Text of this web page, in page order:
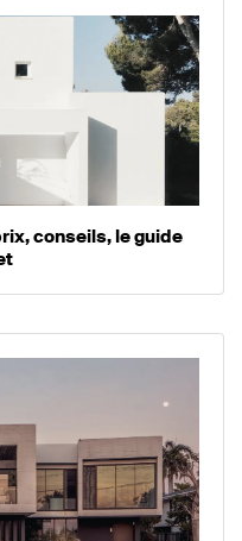
conseils, le guide